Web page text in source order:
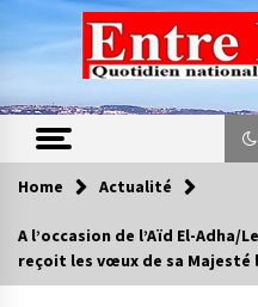
content
Contes de chez
Quand la
Home Actualité
A l’occasion de l’Aïd El-
reçoit les vœux de sa Majesté